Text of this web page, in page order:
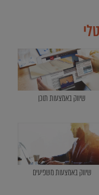
שיווק באמצעות תוכן
שיווק באמצעות משפיעים